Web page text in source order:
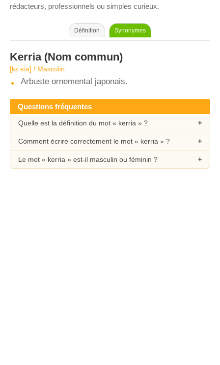
rédacteurs, professionnels ou simples curieux.
Définition Synonymes
Kerria(Nom commun)
[kɛ.ʁia] / Masculin
Arbuste ornemental japonais.
Questions fréquentes
Quelle est la définition du mot « kerria » ?
Comment écrire correctement le mot « kerria » ?
Le mot « kerria » est-il masculin ou féminin ?